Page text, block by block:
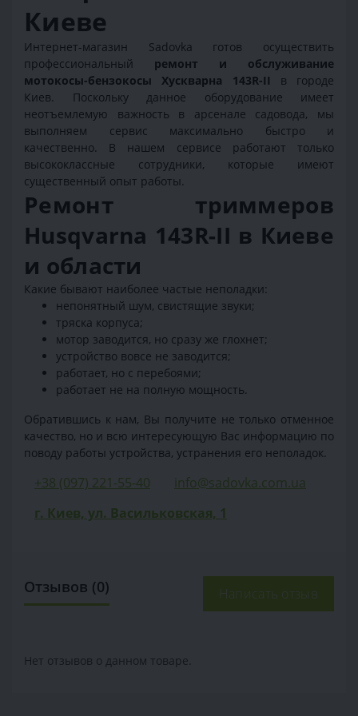
Киеве
Интернет-магазин Sadovka готов осуществить
профессиональный ремонт и обслуживание
мотокосы-бензокосы Хускварна 143R-II в городе
Киев. Поскольку данное оборудование имеет
неотъемлемую важность в арсенале садовода, мы
выполняем сервис максимально быстро и
качественно. В нашем сервисе работают только
высококлассные сотрудники, которые имеют
существенный опыт работы.
Ремонт триммеров
Husqvarna 143R-II в Киеве
и области
Какие бывают наиболее частые неполадки:
непонятный шум, свистящие звуки;
тряска корпуса;
мотор заводится, но сразу же глохнет;
устройство вовсе не заводится;
работает, но с перебоями;
работает не на полную мощность.
Обратившись к нам, Вы получите не только отменное
качество, но и всю интересующую Вас информацию по
поводу работы устройства, устранения его неполадок.
+38 (097) 221-55-40
info@sadovka.com.ua
г. Киев, ул. Васильковская, 1
Отзывов (0) Написать отзыв
Нет отзывов о данном товаре.